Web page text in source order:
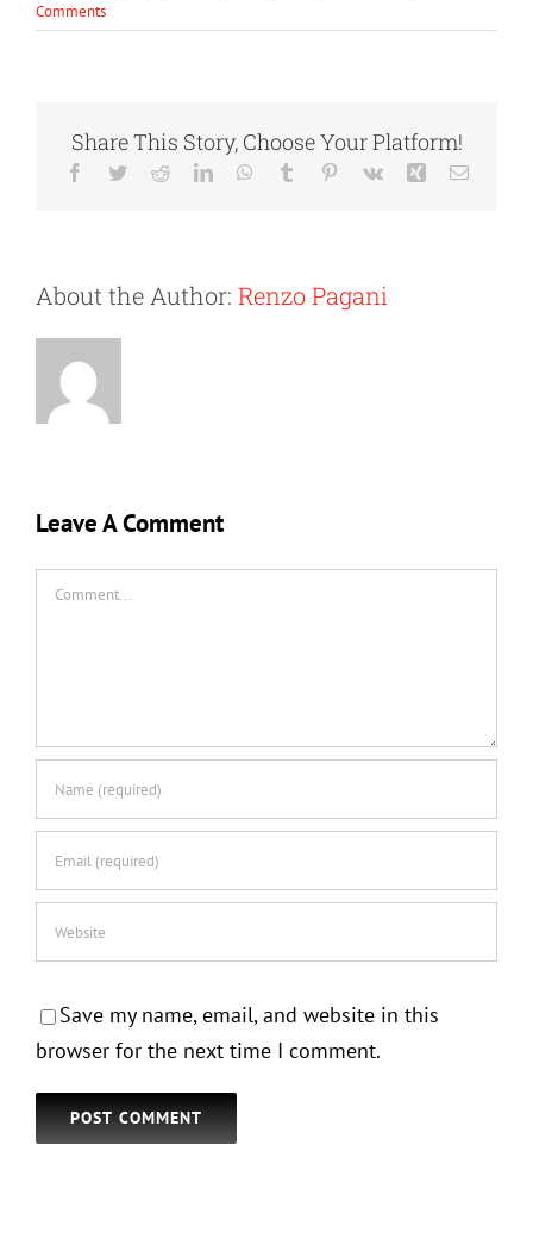
Comments
Share This Story, Choose Your Platform!
Facebook
TwitterRedditLinkedInWhatsApp
Tumblr Pinterest
Vk Xing Email
About the Author: Renzo Pagani
Leave A Comment
Comment
Save my name, email, and website in this
browser for the next time I comment.